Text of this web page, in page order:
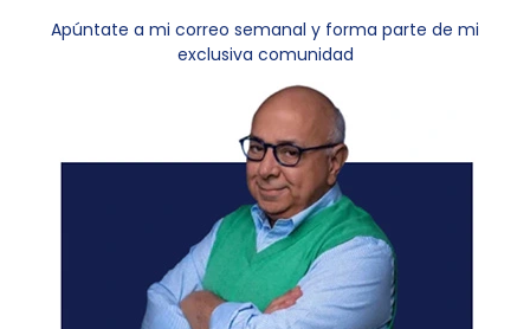
Apúntate a mi correo semanal y forma parte de mi
exclusiva comunidad